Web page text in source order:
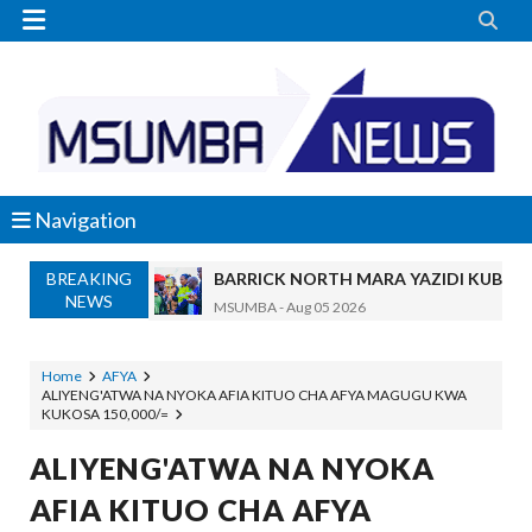
 
Navigation
BREAKING
NEWS
BARRICK NORTH MARA YAZIDI
MSUMBA-Aug 05 2026
Shamba Langu La Hekari Kumi
Mume Wangu Alipoteza Hamu Na Mimi
Zawadi- Aug 05 2026
Kila Pesa Niliyopata Ilikuwa Ikipotea
Home
AFYA
ALIYENG'ATWA NA NYOKA AFIA KITUO CHA AFYA MAGUGU KWA
KUKOSA 150,000/=
ALIYENG'ATWA NA NYOKA
AFIA KITUO CHA AFYA